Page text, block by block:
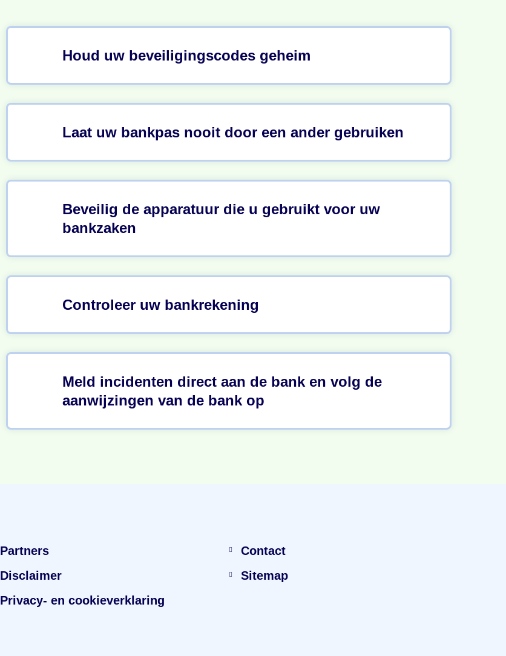
Houd uw beveiligingscodes geheim
Laat uw bankpas nooit door een ander gebruiken
Beveilig de apparatuur die u gebruikt voor uw
bankzaken
Controleer uw bankrekening
Meld incidenten direct aan de bank en volg de
aanwijzingen van de bank op
Partners
Disclaimer
Privacy- en cookieverklaring
Contact
Sitemap